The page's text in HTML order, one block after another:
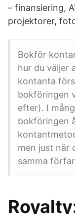
– finansiering,
projektorer,
Bokför
hur du väljer
kontanta
bokföringen
efter). I
bokföringen
men just när
samma